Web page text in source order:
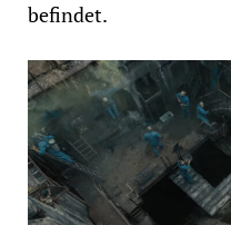
befindet.